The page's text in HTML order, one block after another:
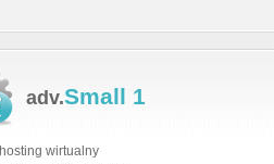
adv.Small 1
hosting wirtualny